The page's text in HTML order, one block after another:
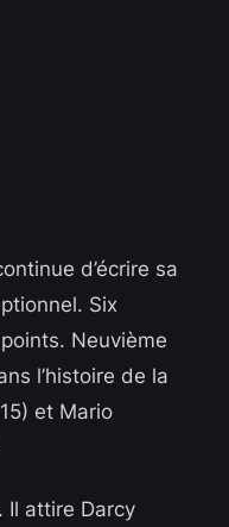
d’écrire sa
Six
Neuvième
l’histoire de la
et Mario
Il attire Darcy